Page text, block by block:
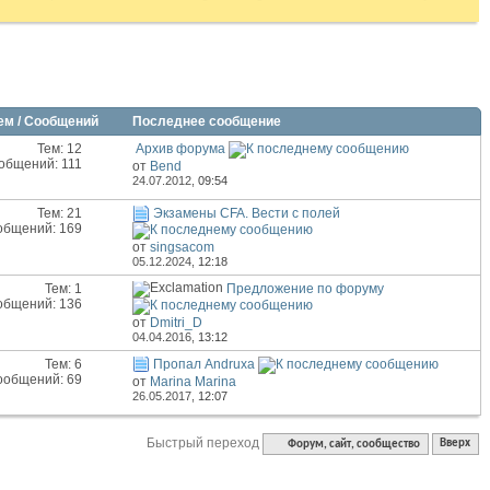
/ Сообщений Последнее сообщение
Тем: 12
111
Архив форума
от Bend
24.07.2012,09:54
Тем: 21
169
Экзамены CFA. Вести с полей
отsingsacom
05.12.2024, 12:18
Тем: 1
136
Предложение по форуму
от Dmitri_D
04.04.2016, 13:12
Тем: 6
69
Пропал Andruxa
от Marina Marina
26.05.2017, 12:07
Быстрый переход Форум, сайт, сообщество Вверх